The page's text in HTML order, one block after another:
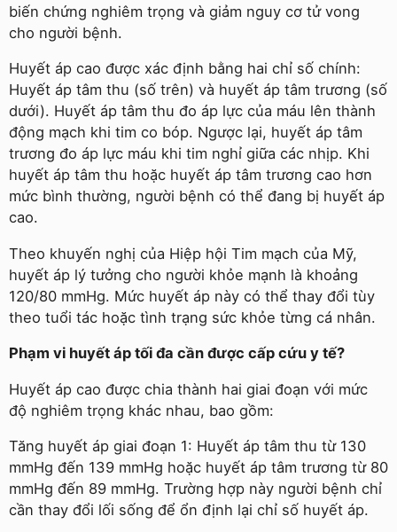
biến chứng nghiêm trọng và giảm nguy cơ tử vong
cho người bệnh.
Huyết áp cao được xác định bằng hai chỉ số chính:
Huyết áp tâm thu (số trên) và huyết áp tâm trương (số
dưới). Huyết áp tâm thu đo áp lực của máu lên thành
động mạch khi tim co bóp. Ngược lại, huyết áp tâm
trương đo áp lực máu khi tim nghỉ giữa các nhịp. Khi
huyết áp tâm thu hoặc huyết áp tâm trương cao hơn
mức bình thường, người bệnh có thể đang bị huyết áp
cao.
Theo khuyến nghị của Hiệp hội Tim mạch của Mỹ,
huyết áp lý tưởng cho người khỏe mạnh là khoảng
120/80 mmHg. Mức huyết áp này có thể thay đổi tùy
theo tuổi tác hoặc tình trạng sức khỏe từng cá nhân.
Phạm vi huyết áp tối đa cần được cấp cứu y tế?
Huyết áp cao được chia thành hai giai đoạn với mức
độ nghiêm trọng khác nhau, bao gồm:
Tăng huyết áp giai đoạn 1: Huyết áp tâm thu từ 130
mmHg đến 139 mmHg hoặc huyết áp tâm trương từ 80
mmHg đến 89 mmHg. Trường hợp này người bệnh chỉ
cần thay đổi lối sống để ổn định lại chỉ số huyết áp.